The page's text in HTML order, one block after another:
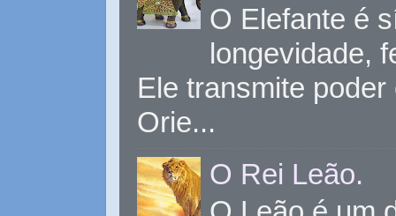
O Elefante é
longevidade,
Ele transmite
Orie...
O Rei Leão.